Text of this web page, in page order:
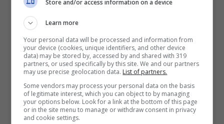
1000€
Mostra Informazioni
PlanetWin365
Store and/or access information on a device
Learn more
Your personal data will be processed and information from
your device (cookies, unique identifiers, and other device
data) may be stored by, accessed by and shared with 319
partners, or used specifically by this site. We and our partners
may use precise geolocation data. List of partners.
Some vendors may process your personal data on the basis
of legitimate interest, which you can object to by managing
your options below. Look for a link at the bottom of this page
or in the site menu to manage or withdraw consent in privacy
and cookie settings.